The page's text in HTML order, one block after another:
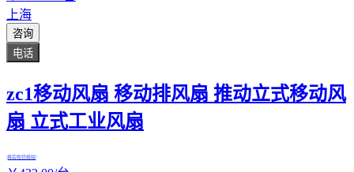
上海
咨询
电话
zc1移动风扇 移动排风扇 推动立式移动风
扇 立式工业风扇
真实性已核验